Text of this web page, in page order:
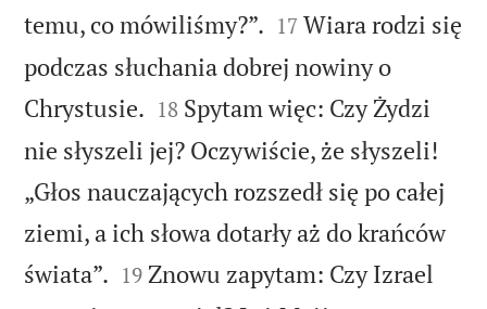
temu, co mówiliśmy?”. 

17 Wiara rodzi się
podczas słuchania dobrej nowiny o
Chrystusie. 

18 Spytam więc: Czy Żydzi
nie słyszeli jej? Oczywiście, że słyszeli!
„Głos nauczających rozszedł się po całej
ziemi, a ich słowa dotarły aż do krańców
świata”. 

19 Znowu zapytam: Czy Izrael